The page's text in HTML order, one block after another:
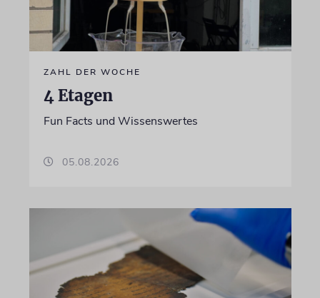
ZAHL DER WOCHE
4 Etagen
Fun Facts und Wissenswertes
05.08.2026